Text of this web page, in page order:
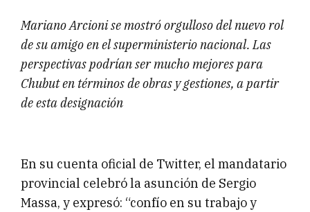
Mariano Arcioni se mostró orgulloso del nuevo rol
de su amigo en el superministerio nacional. Las
perspectivas podrían ser mucho mejores para
Chubut en términos de obras y gestiones, a partir
de esta designación
En su cuenta oficial de Twitter, el mandatario
provincial celebró la asunción de Sergio
Massa, y expresó: “confío en su trabajo y